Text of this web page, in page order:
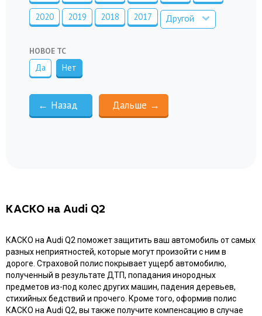
2020 2019 2018 2017 Другой
НОВОЕ ТС
Да Нет
КАСКО на Audi Q2
КАСКО на Audi Q2 поможет защитить ваш автомобиль от самых
разных неприятностей, которые могут произойти с ним в
дороге. Страховой полис покрывает ущерб автомобилю,
полученный в результате ДТП, попадания инородных
предметов из-под колес других машин, падения деревьев,
стихийных бедствий и прочего. Кроме того, оформив полис
КАСКО на Audi Q2, вы также получите компенсацию в случае